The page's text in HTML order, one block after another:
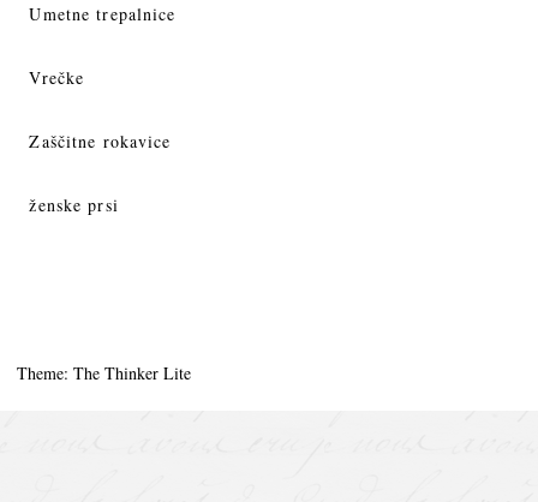
Umetne trepalnice
Vrečke
Zaščitne rokavice
ženske prsi
Theme: The Thinker Lite